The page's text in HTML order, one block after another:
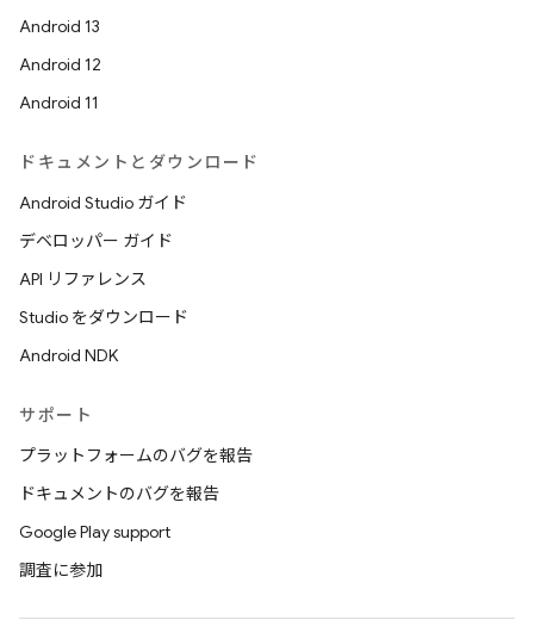
Android 13
Android 12
Android 11
ドキュメントとダウンロード
Android Studio ガイド
デベロッパー ガイド
API リファレンス
Studio をダウンロード
Android NDK
サポート
プラットフォームのバグを報告
ドキュメントのバグを報告
Google Play support
調査に参加